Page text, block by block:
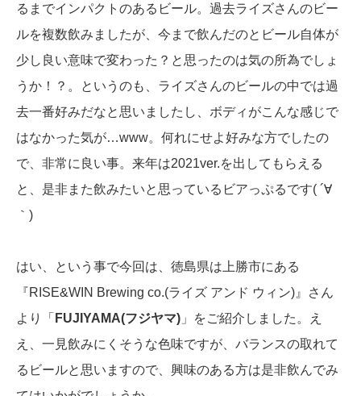
るまでインパクトのあるビール。過去ライズさんのビー
ルを複数飲みましたが、今まで飲んだのとビール自体が
少し良い意味で変わった？と思ったのは気の所為でしょ
うか！？。というのも、ライズさんのビールの中では過
去一番好みだなと思いましたし、ボディがこんな感じで
はなかった気が…www。何れにせよ好みな方でしたの
で、非常に良い事。来年は2021ver.を出してもらえる
と、是非また飲みたいと思っているビアっぷるです( ´∀
｀)
はい、という事で今回は、徳島県は上勝市にある
『RISE&WIN Brewing co.(ライズ アンド ウィン)』さん
より「 FUJIYAMA(フジヤマ) 」をご紹介しました。え
え、一見飲みにくそうな色味ですが、バランスの取れて
るビールと思いますので、興味のある方は是非飲んでみ